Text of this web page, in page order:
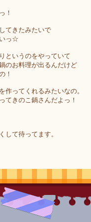
！
てきたみたいで
っ☆
というのをやっていて
のお料理が出るんだけど
！
作ってくれるみたいなの。
てきのこ鍋さんだよっ！
して待ってます。